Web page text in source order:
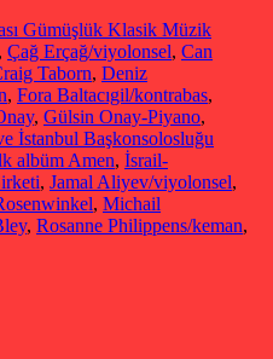
Gümüşlük Klasik Müzik
, Çağ Erçağ/viyolonsel, Can
Taborn, Deniz
, Fora Baltacıgil/kontrabas,
, Gülsin Onay-Piyano,
İstanbul Başkonsolosluğu
albüm Amen, İsrail-
, Jamal Aliyev/viyolonsel,
, Michail
, Rosanne Philippens/keman,